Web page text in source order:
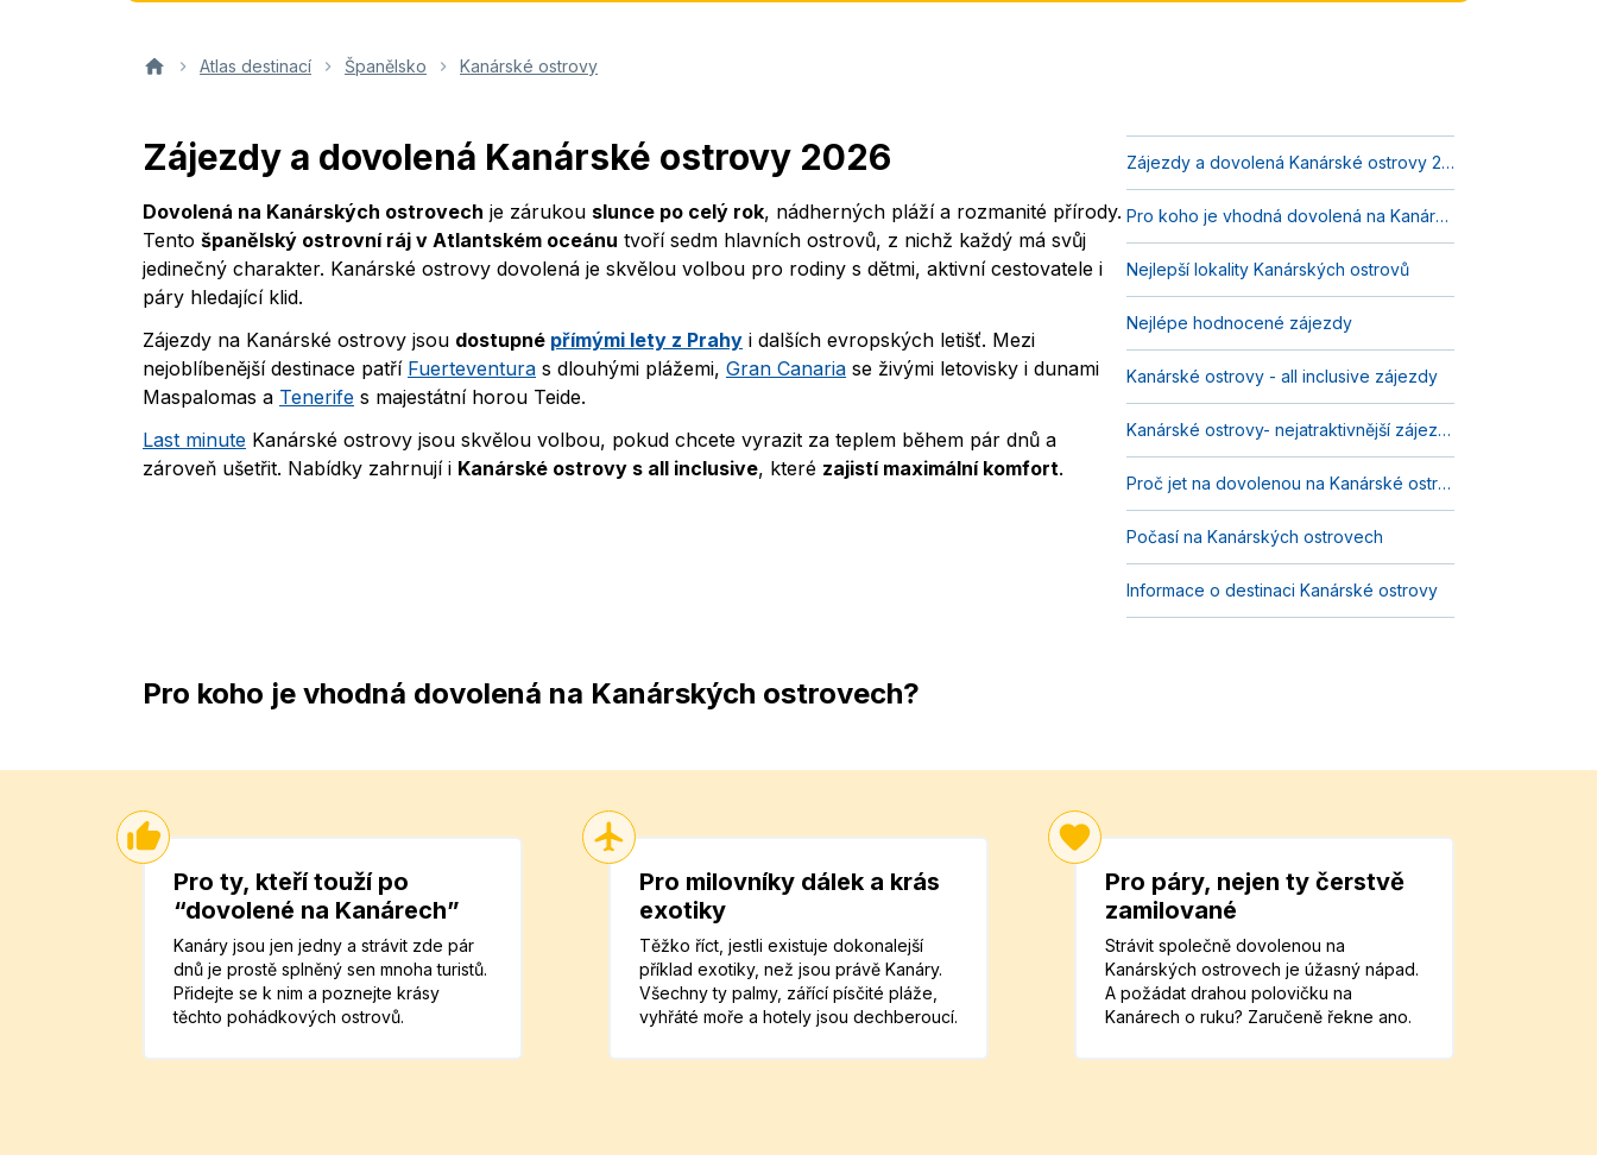
Atlas destinací Španělsko Kanárské ostrovy
Zájezdy a dovolená Kanárské ostrovy 2026
Dovolená na Kanárských ostrovech je zárukou slunce po celý rok, nádherných pláží a rozmanité přírody.
Tento španělský ostrovní ráj v Atlantském oceánu tvoří sedm hlavních ostrovů, z nichž každý má svůj
jedinečný charakter. Kanárské ostrovy dovolená je skvělou volbou pro rodiny s dětmi, aktivní cestovatele i
páry hledající klid.
Zájezdy na Kanárské ostrovy jsou dostupné přímými lety z Prahy i dalších evropských letišť. Mezi
nejoblíbenější destinace patří Fuerteventura s dlouhými plážemi, Gran Canaria se živými letovisky i dunami
Maspalomas a Tenerife s majestátní horou Teide.
Last minute Kanárské ostrovy jsou skvělou volbou, pokud chcete vyrazit za teplem během pár dnů a
zároveň ušetřit. Nabídky zahrnují i Kanárské ostrovy s all inclusive, které zajistí maximální komfort.
Zájezdy a dovolená Kanárské ostrovy 2026
Pro koho je vhodná dovolená na Kanárských ostrovech?
Nejlepší lokality Kanárských ostrovů
Nejlépe hodnocené zájezdy
Kanárské ostrovy - all inclusive zájezdy
Kanárské ostrovy- nejatraktivnější zájezdy
Proč jet na dovolenou na Kanárské ostrovy?
Počasí na Kanárských ostrovech
Informace o destinaci Kanárské ostrovy
Pro koho je vhodná dovolená na Kanárských ostrovech?
Pro ty, kteří touží po
“dovolené na Kanárech”
Kanáry jsou jen jedny a strávit zde pár
dnů je prostě splněný sen mnoha turistů.
Přidejte se k nim a poznejte krásy
těchto pohádkových ostrovů.
Pro milovníky dálek a krás
exotiky
Těžko říct, jestli existuje dokonalejší
příklad exotiky, než jsou právě Kanáry.
Všechny ty palmy, zářící písčité pláže,
vyhřáté moře a hotely jsou dechberoucí.
Pro páry, nejen ty čerstvě
zamilované
Strávit společně dovolenou na
Kanárských ostrovech je úžasný nápad.
A požádat drahou polovičku na
Kanárech o ruku? Zaručeně řekne ano.